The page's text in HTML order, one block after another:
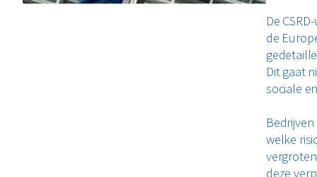
De
de
Dit gaat
sociale
welke
deze